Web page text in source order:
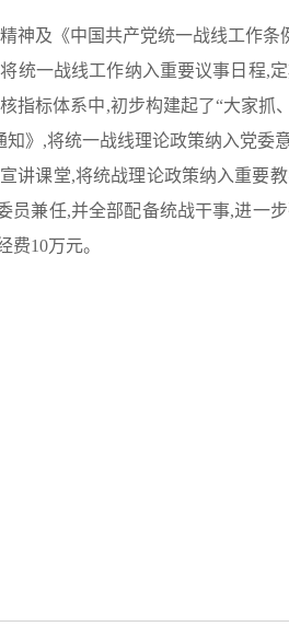
及《中国共产党统一战线工作条
统一战线工作纳入重要议事日程,
指标体系中,初步构建起了“大家
》,将统一战线理论政策纳入党
讲课堂,将统战理论政策纳入重要
员兼任,并全部配备统战干事,进一
10万元。